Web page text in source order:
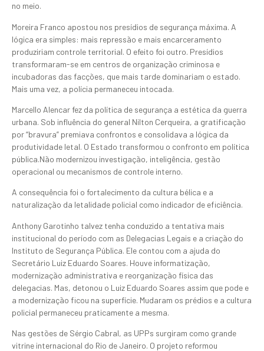
no meio.
Moreira Franco apostou nos presídios de segurança máxima. A
lógica era simples: mais repressão e mais encarceramento
produziriam controle territorial. O efeito foi outro. Presídios
transformaram-se em centros de organização criminosa e
incubadoras das facções, que mais tarde dominariam o estado.
Mais uma vez, a polícia permaneceu intocada.
Marcello Alencar fez da política de segurança a estética da guerra
urbana. Sob influência do general Nilton Cerqueira, a gratificação
por “bravura” premiava confrontos e consolidava a lógica da
produtividade letal. O Estado transformou o confronto em política
pública.Não modernizou investigação, inteligência, gestão
operacional ou mecanismos de controle interno.
A consequência foi o fortalecimento da cultura bélica e a
naturalização da letalidade policial como indicador de eficiência.
Anthony Garotinho talvez tenha conduzido a tentativa mais
institucional do período com as Delegacias Legais e a criação do
Instituto de Segurança Pública. Ele contou com a ajuda do
Secretário Luiz Eduardo Soares. Houve informatização,
modernização administrativa e reorganização física das
delegacias. Mas, detonou o Luiz Eduardo Soares assim que pode e
a modernização ficou na superfície. Mudaram os prédios e a cultura
policial permaneceu praticamente a mesma.
Nas gestões de Sérgio Cabral, as UPPs surgiram como grande
vitrine internacional do Rio de Janeiro. O projeto reformou